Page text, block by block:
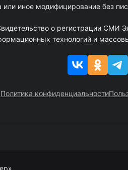
или иное модифицирование без
о регистрации
технологий и
Политика конфиденциальности